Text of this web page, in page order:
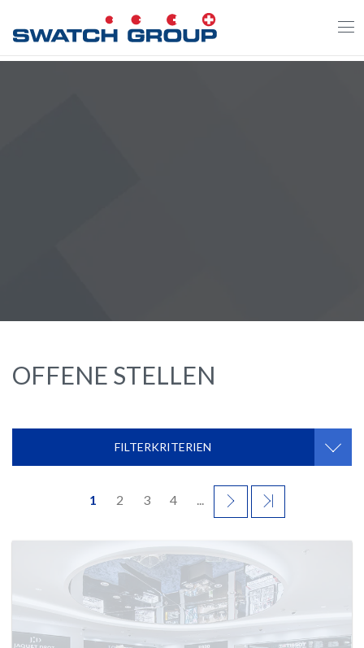
zum
OFFENE STELLEN
FILTERKRITERIEN
1 2 3 4 ... WEITER